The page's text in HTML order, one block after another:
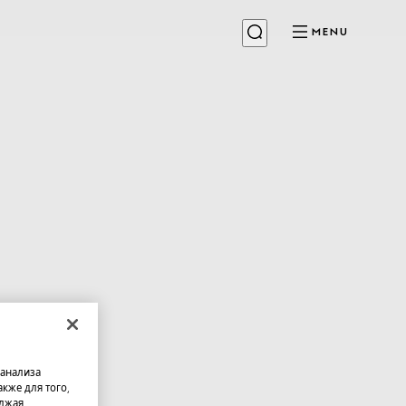
MENU
для того,